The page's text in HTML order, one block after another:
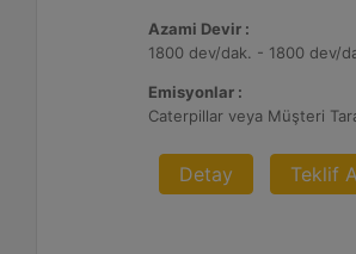
Azami Devir :
1800 dev/dak. - 1800 dev/
Emisyonlar :
Detay Teklif